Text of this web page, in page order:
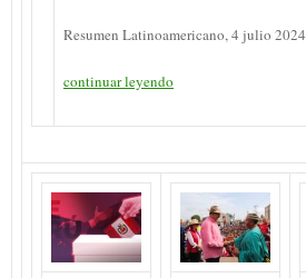
Resumen Latinoamericano, 4 julio 2024
continuar leyendo